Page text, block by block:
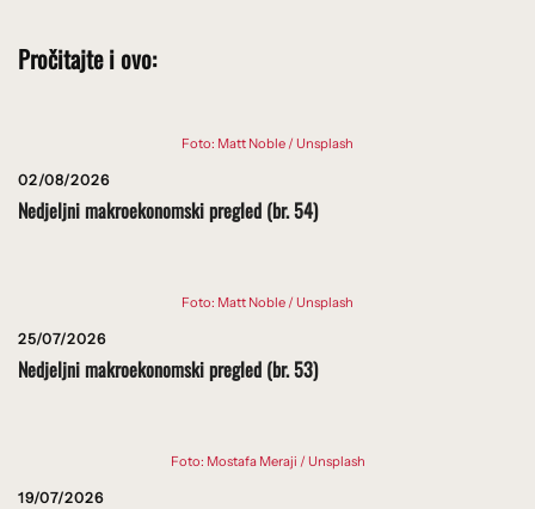
Pročitajte i ovo:
Foto: Matt Noble / Unsplash
02/08/2026
Nedjeljni makroekonomski pregled (br. 54)
Foto: Matt Noble / Unsplash
25/07/2026
Nedjeljni makroekonomski pregled (br. 53)
Foto: Mostafa Meraji / Unsplash
19/07/2026